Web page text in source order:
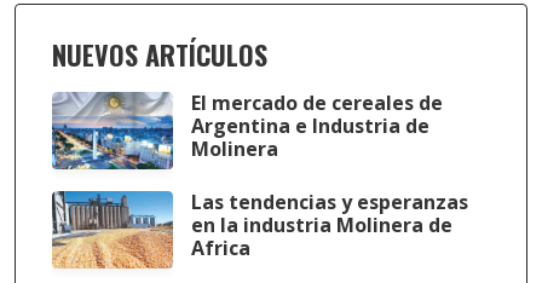
NUEVOS ARTÍCULOS
El mercado de cereales de
Argentina e Industria de
Molinera
Las tendencias y esperanzas
en la industria Molinera de
Africa